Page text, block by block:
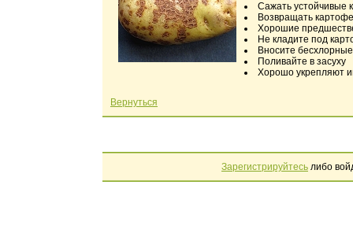
Сажать устойчивые
Возвращать
Хорошие
Не кладите под
Вносите
Поливайте в засуху
Хорошо укрепляют
Вернуться
Зарегистрируйтесь либо